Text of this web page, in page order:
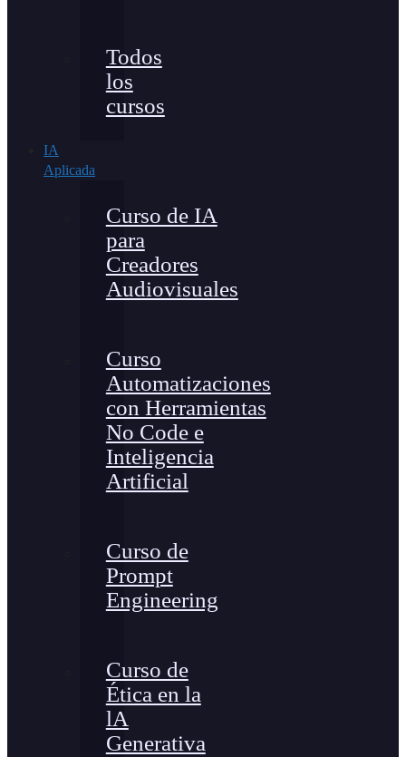
Todos
los
cursos
IA
Aplicada
Curso de IA
para
Creadores
Audiovisuales
Curso
Automatizaciones
con Herramientas
No Code e
Inteligencia
Artificial
Curso de
Prompt
Engineering
Curso de
Ética en la
lA
Generativa